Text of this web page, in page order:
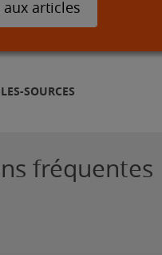
aux articles
SOURCES
fréquentes